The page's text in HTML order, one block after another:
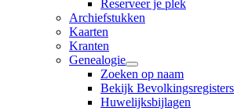
Reserveer je plek
Archiefstukken
Kaarten
Kranten
Genealogie
Zoeken op naam
Bekijk Bevolkingsregisters
Huwelijksbijlagen